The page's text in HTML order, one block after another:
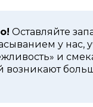
Оставляйте
у нас,
и
возникают